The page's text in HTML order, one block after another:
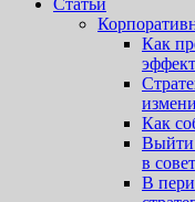
Как
Как
Выйти
в
В